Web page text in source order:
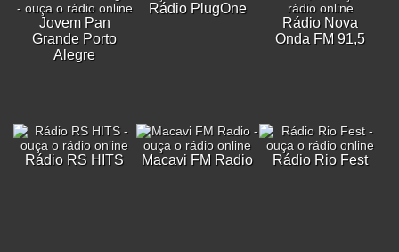
Jovem Pan
Grande Porto
Alegre
Rádio PlugOne
Rádio Nova
Onda FM 91,5
Rádio RS HITS Macavi FM Radio Rádio Rio Fest